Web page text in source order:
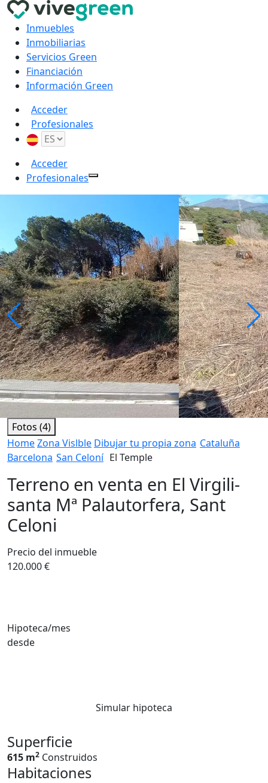
Inmuebles
Inmobiliarias
Servicios Green
Financiación
Información Green
Acceder
Profesionales
Acceder
Profesionales
Fotos (4)
HomeZona Vislble Dibujar tu propia zona Cataluña
Barcelona San Celoní El Temple
Terreno en venta en El Virgili-
santa Mª Palautorfera, Sant
Celoni
Precio del inmueble
120.000 €
Hipoteca/mes
desde
Simular hipoteca
Superficie
615 m2 Construidos
Habitaciones